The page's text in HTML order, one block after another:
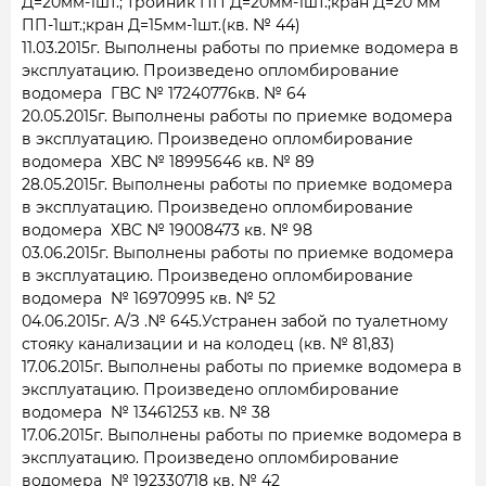
ПП-1шт.;кран Д=15мм-1шт.(кв. № 44)
11.03.2015г. Выполнены работы по приемке водомера в
эксплуатацию. Произведено опломбирование
водомера ГВС № 17240776кв. № 64
20.05.2015г. Выполнены работы по приемке водомера
в эксплуатацию. Произведено опломбирование
водомера ХВС № 18995646 кв. № 89
28.05.2015г. Выполнены работы по приемке водомера
в эксплуатацию. Произведено опломбирование
водомера ХВС № 19008473 кв. № 98
03.06.2015г. Выполнены работы по приемке водомера
в эксплуатацию. Произведено опломбирование
водомера № 16970995 кв. № 52
04.06.2015г. А/З .№ 645.Устранен забой по туалетному
стояку канализации и на колодец (кв. № 81,83)
17.06.2015г. Выполнены работы по приемке водомера в
эксплуатацию. Произведено опломбирование
водомера № 13461253 кв. № 38
17.06.2015г. Выполнены работы по приемке водомера в
эксплуатацию. Произведено опломбирование
водомера № 192330718 кв. № 42